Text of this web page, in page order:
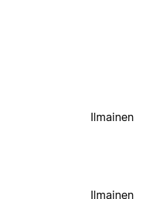
Ilmainen
Ilmainen